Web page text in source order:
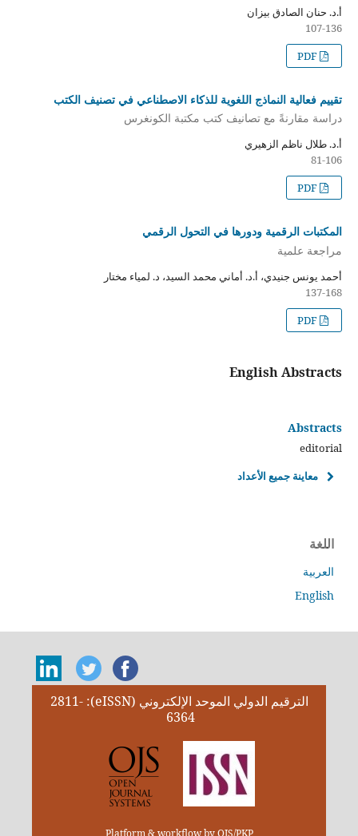
أ.د. حنان الصادق بيزان
107-136
PDF
تقييم فعالية النماذج اللغوية للذكاء الاصطناعي في تصنيف الكتب
دراسة مقارنةً مع تصانيف كتب مكتبة الكونغرس
أ.د. طلال ناظم الزهيري
81-106
PDF
المكتبات الرقمية ودورها في التحول الرقمي
مراجعة علمية
أحمد يونس جنيدي، أ.د. أماني محمد السيد، د. لمياء مختار
137-168
PDF
English Abstracts
Abstracts
editorial
معاينة جميع الأعداد
اللغة
العربية
English
الترقيم الدولي الموحد الإلكتروني (eISSN): 2811-
6364
Platform & workflow by OJS/PKP